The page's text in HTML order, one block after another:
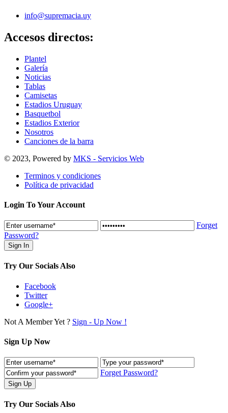
info@supremacia.uy
Accesos directos:
Plantel
Galería
Noticias
Tablas
Camisetas
Estadios Uruguay
Basquetbol
Estadios Exterior
Nosotros
Canciones de la barra
© 2023, Powered by MKS - Servicios Web
Terminos y condiciones
Política de privacidad
Login To Your Account
Forget
Password?
Try Our Socials Also
Facebook
Twitter
Google+
Not A Member Yet ? Sign - Up Now !
Sign Up Now
Forget Password?
Try Our Socials Also